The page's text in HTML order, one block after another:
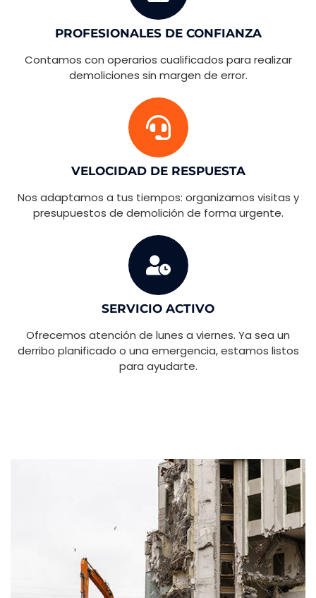
PROFESIONALES DE CONFIANZA
Contamos con operarios cualificados para realizar
demoliciones sin margen de error.
VELOCIDAD DE RESPUESTA
Nos adaptamos a tus tiempos: organizamos visitas y
presupuestos de demolición de forma urgente.
SERVICIO ACTIVO
Ofrecemos atención de lunes a viernes. Ya sea un
derribo planificado o una emergencia, estamos listos
para ayudarte.